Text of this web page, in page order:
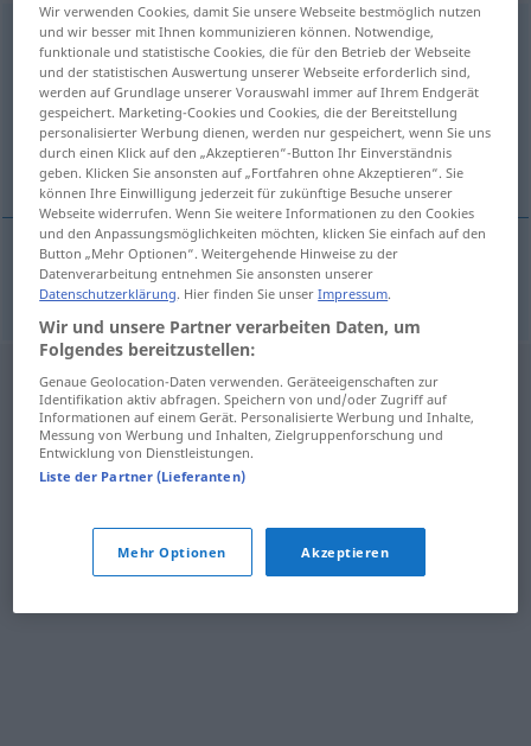
chromovat <-muji>
Übersicht aller Übersetzungen
(Für mehr Details die Übersetzung anklicken/antippen)
verchromen
verchromen chromovat
Wir verwenden Cookies, damit Sie unsere Webseite bestmöglich nutzen
und wir besser mit Ihnen kommunizieren können. Notwendige,
funktionale und statistische Cookies, die für den Betrieb der Webseite
und der statistischen Auswertung unserer Webseite erforderlich sind,
werden auf Grundlage unserer Vorauswahl immer auf Ihrem Endgerät
gespeichert. Marketing-Cookies und Cookies, die der Bereitstellung
personalisierter Werbung dienen, werden nur gespeichert, wenn Sie uns
durch einen Klick auf den „Akzeptieren“-Button Ihr Einverständnis
geben. Klicken Sie ansonsten auf „Fortfahren ohne Akzeptieren“. Sie
können Ihre Einwilligung jederzeit für zukünftige Besuche unserer
Webseite widerrufen. Wenn Sie weitere Informationen zu den Cookies
und den Anpassungsmöglichkeiten möchten, klicken Sie einfach auf den
Button „Mehr Optionen“. Weitergehende Hinweise zu der
Datenverarbeitung entnehmen Sie ansonsten unserer
Datenschutzerklärung. Hier finden Sie unserImpressum.
Wir und unsere Partner verarbeiten Daten, um
Folgendes bereitzustellen:
Genaue Geolocation-Daten verwenden. Geräteeigenschaften zur
Identifikation aktiv abfragen. Speichern von und/oder Zugriff auf
Informationen auf einem Gerät. Personalisierte Werbung und Inhalte,
Messung von Werbung und Inhalten, Zielgruppenforschung und
Entwicklung von Dienstleistungen.
Liste der Partner (Lieferanten)
Mehr Optionen Akzeptieren